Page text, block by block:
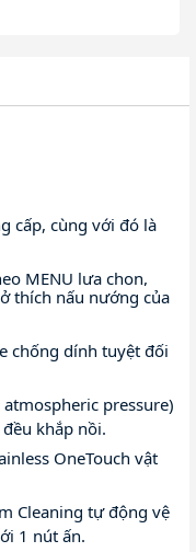
cấp, cùng với đó là
✨
MENU lựa chọn,
thích nấu nướng của
chống dính tuyệt đối
pressure)
khắp nồi.
OneTouch vật
Cleaning tự động vệ
1 nút ấn.
✨